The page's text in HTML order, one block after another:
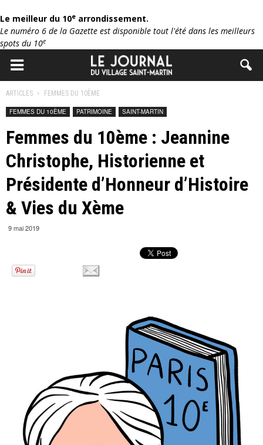
Le meilleur du 10e arrondissement.
Le numéro 6 de la Gazette est disponible tout l'été dans les meilleurs
spots du 10e
ARTICLES FEMMES DU 10ÈME
FEMMES DU 10ÈME PATRIMOINE SAINT-MARTIN
Femmes du 10ème : Jeannine
Christophe, Historienne et
Présidente d’Honneur d’Histoire
& Vies du Xème
9 mai 2019